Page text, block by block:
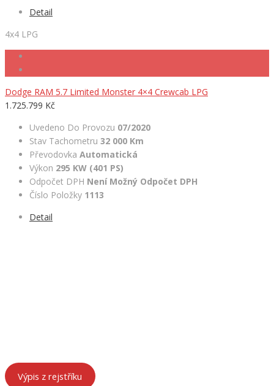
Detail
4x4 LPG
Dodge RAM 5.7 Limited Monster 4×4 Crewcab LPG
1.725.799 Kč
Uvedeno Do Provozu 07/2020
Stav Tachometru 32 000 Km
Převodovka Automatická
Výkon 295 KW (401 PS)
Odpočet DPH Není Možný Odpočet DPH
Číslo Položky 1113
Detail
Výpis z rejstříku